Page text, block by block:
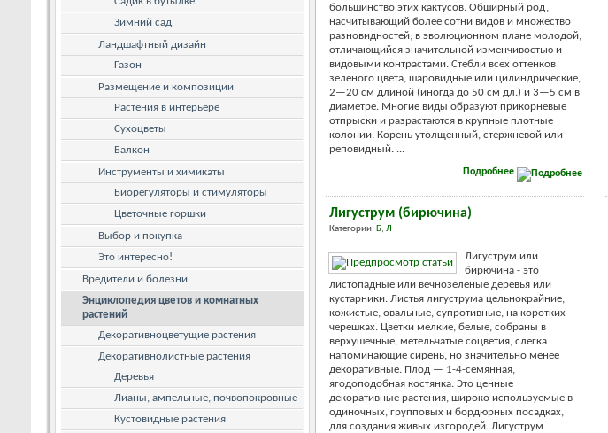
большинство этих кактусов. Обширный род,
насчитывающий более сотни видов и множество
разновидностей; в эволюционном плане молодой,
отличающийся значительной изменчивостью и
видовыми контрастами. Стебли всех оттенков
зеленого цвета, шаровидные или цилиндрические,
2—20 см длиной (иногда до 50 см дл.) и 3—5 см в
диаметре. Многие виды образуют прикорневые
отпрыски и разрастаются в крупные плотные
колонии. Корень утолщенный, стержневой или
реповидный. ...
Подробнее
Лигуструм (бирючина)
Категории: Б, Л
Лигуструм или
бирючина - это
листопадные или вечнозеленые деревья или
кустарники. Листья лигуструма цельнокрайние,
кожистые, овальные, супротивные, на коротких
черешках. Цветки мелкие, белые, собраны в
верхушечные, метельчатые соцветия, слегка
напоминающие сирень, но значительно менее
декоративные. Плод — 1-4-семянная,
ягодоподобная костянка. Это ценные
декоративные растения, широко используемые в
одиночных, групповых и бордюрных посадках,
для создания живых изгородей. Лигуструм
Зимний сад
Ландшафтный дизайн
Газон
Размещение и композиции
Растения в интерьере
Сухоцветы
Балкон
Инструменты и химикаты
Биорегуляторы и стимуляторы
Цветочные горшки
Выбор и покупка
Это интересно!
Вредители и болезни
Энциклопедия цветов и комнатных
растений
Декоративноцветущие растения
Декоративнолистные растения
Деревья
Лианы, ампельные, почвопокровные
Кустовидные растения